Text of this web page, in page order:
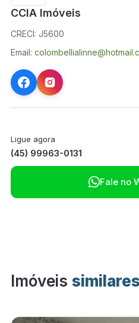
CCIA Imóveis
CRECI: J5600
Email:
Ligue agora
(45) 99963-0131
Fale no
Imóveis similares